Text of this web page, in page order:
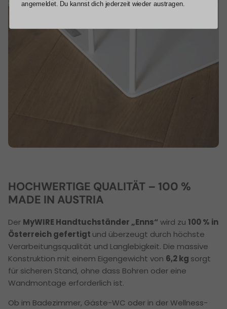
HOCHWERTIGE QUALITÄT – 100 %
MADE IN AUSTRIA
Der MyWIRE Handtuchständer „Enns“ wird zu 100 % in
Österreich gefertigt und überzeugt durch höchste
Verarbeitungsqualität und Langlebigkeit. Die massive
Konstruktion mit einem Eigengewicht von 6,2 kg sorgt
für sicheren Stand, ohne dass Bohren oder eine
Wandmontage erforderlich ist.
Ob im Badezimmer, Gäste-WC oder in der Wellness-
angemeldet. Du kannst dich jederzeit wieder austragen.